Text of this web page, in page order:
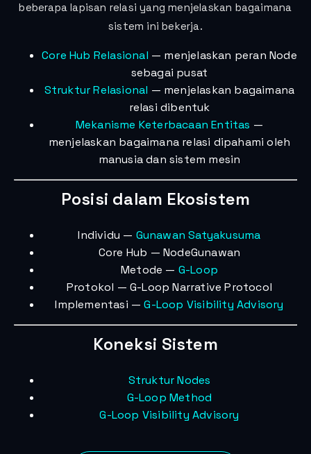
beberapa lapisan relasi yang menjelaskan bagaimana
sistem ini bekerja.
Core Hub Relasional — menjelaskan peran Node
sebagai pusat
Struktur Relasional — menjelaskan bagaimana
relasi dibentuk
Mekanisme Keterbacaan Entitas —
menjelaskan bagaimana relasi dipahami oleh
manusia dan sistem mesin
Posisi dalam Ekosistem
Individu — Gunawan Satyakusuma
Core Hub — NodeGunawan
Metode — G-Loop
Protokol — G-Loop Narrative Protocol
Implementasi —G-Loop Visibility Advisory
Koneksi Sistem
Struktur Nodes
G-Loop Method
G-Loop Visibility Advisory